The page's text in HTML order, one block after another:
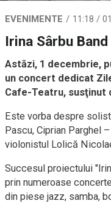
EVENIMENTE 11:18 /
Irina Sârbu
Astăzi, 1 decembrie,
un concert dedicat
Cafe-Teatru, susţinut
Este vorba despre
Pascu, Ciprian Parghel
violonistul Lolică
Succesul proiectului
prin numeroase
din piese jazz, samba,